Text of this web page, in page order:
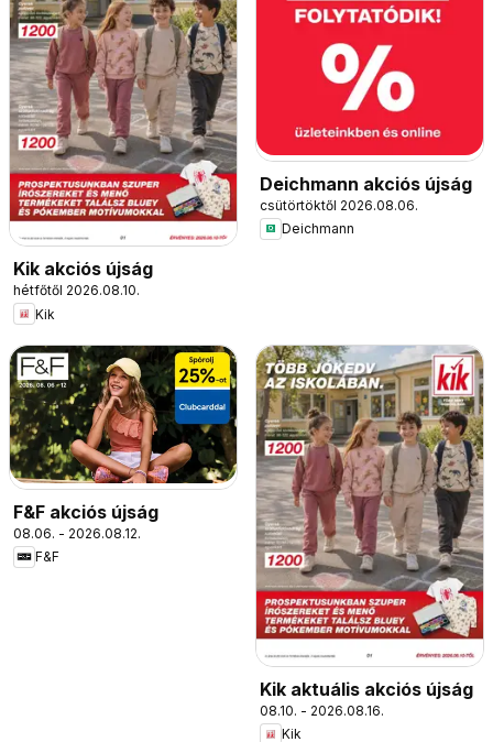
Kik akciós újság
hétfőtől 2026.08.10.
Kik
Deichmann akciós újság
csütörtöktől 2026.08.06.
Deichmann
F&F akciós újság
08.06. - 2026.08.12.
F&F
Kik aktuális akciós újság
08.10. - 2026.08.16.
Kik